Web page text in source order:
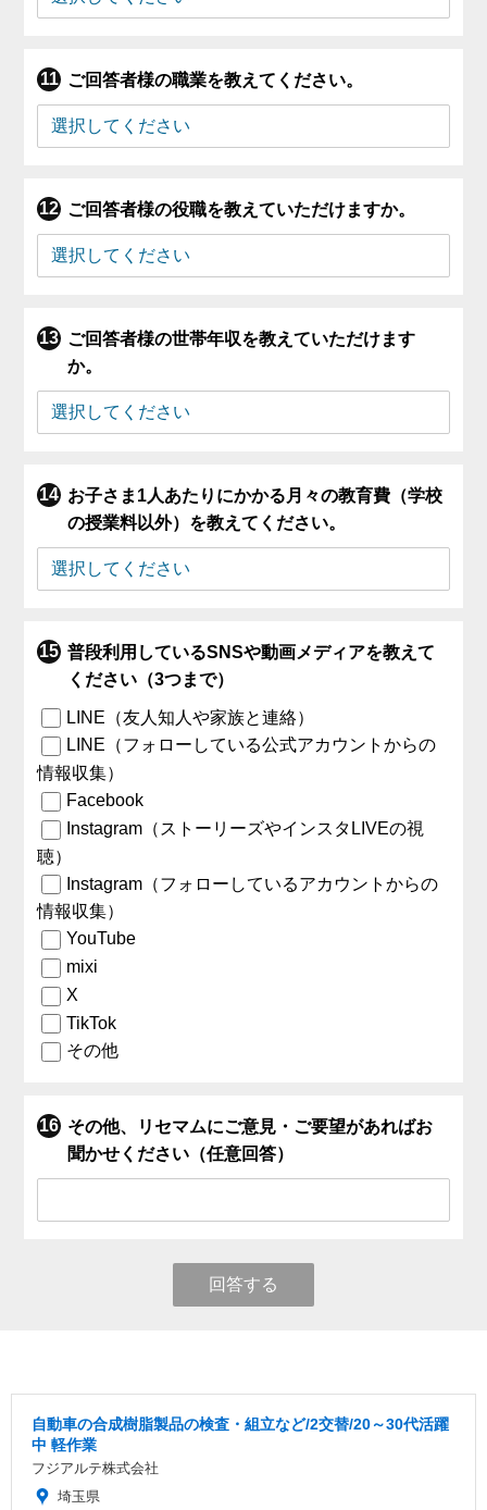
ご回答者様の職業を教えてください。
ご回答者様の役職を教えていただけますか。
ご回答者様の世帯年収を教えていただけます
か。
お子さま1人あたりにかかる月々の教育費（学校
の授業料以外）を教えてください。
普段利用しているSNSや動画メディアを教えて
ください（3つまで）
LINE（友人知人や家族と連絡）
LINE（フォローしている公式アカウントからの
情報収集）
Facebook
Instagram（ストーリーズやインスタLIVEの視
聴）
Instagram（フォローしているアカウントからの
情報収集）
YouTube
mixi
X
TikTok
その他
その他、リセマムにご意見・ご要望があればお
聞かせください（任意回答）
回答する
自動車の合成樹脂製品の検査・組立など/2交替/20～30代活躍
中 軽作業
フジアルテ株式会社
埼玉県